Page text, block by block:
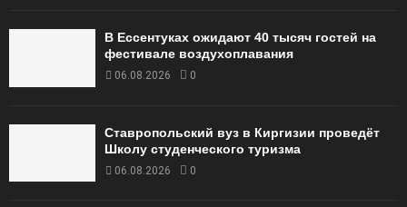
В Ессентуках ожидают 40 тысяч гостей на
фестивале воздухоплавания
06.08.2026 0
Ставропольский вуз в Киргизии проведёт
Школу студенческого туризма
06.08.2026 0